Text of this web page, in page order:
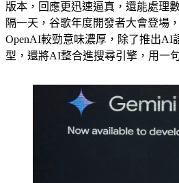
週一，ChatGPT開發商OpenAI，推
版本，回應更迅速逼真，還能處理
隔一天，谷歌年度開發者大會登場
OpenAI較勁意味濃厚，除了推出AI